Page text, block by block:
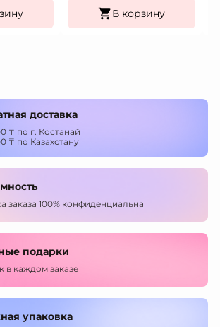
В корзину
доставка
₸ по г. Костанай
₸ по Казахстану
заказа 100% конфиденциальна
подарки
в каждом заказе
упаковка